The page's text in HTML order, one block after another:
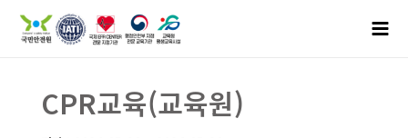
CPR교육(교육원)